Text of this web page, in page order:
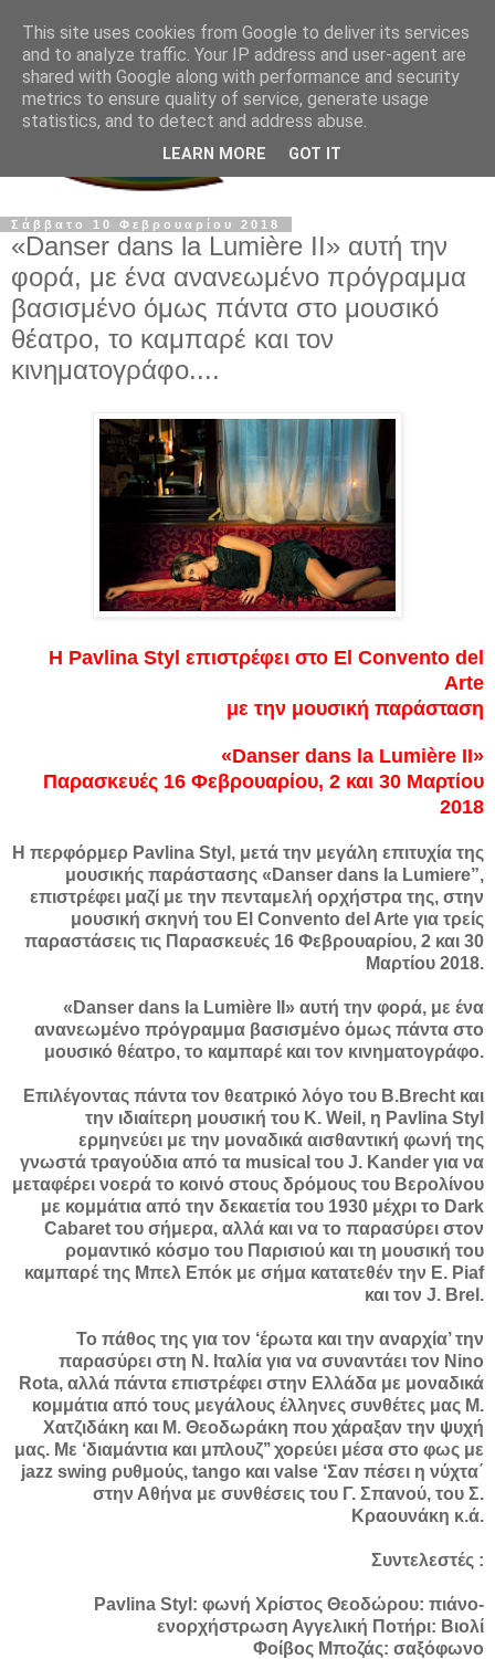
Σάββατο 10 Φεβρουαρίου 2018
«Danser dans la Lumière ΙΙ» αυτή την
φορά, με ένα ανανεωμένο πρόγραμμα
βασισμένο όμως πάντα στο μουσικό
θέατρο, το καμπαρέ και τον
κινηματογράφο....
Η Pavlina Styl επιστρέφει στο El Convento del
Arte
με την μουσική παράσταση
«Danser dans la Lumière ΙΙ»
Παρασκευές 16 Φεβρουαρίου, 2 και 30 Μαρτίου
2018
Η περφόρμερ Pavlina Styl, μετά την μεγάλη επιτυχία της
μουσικής παράστασης «Danser dans la Lumiere”,
επιστρέφει μαζί με την πενταμελή ορχήστρα της, στην
μουσική σκηνή του El Convento del Arte για τρείς
παραστάσεις τις Παρασκευές 16 Φεβρουαρίου, 2 και 30
Μαρτίου 2018.
«Danser dans la Lumière ΙΙ» αυτή την φορά, με ένα
ανανεωμένο πρόγραμμα βασισμένο όμως πάντα στο
μουσικό θέατρο, το καμπαρέ και τον κινηματογράφο.
Επιλέγoντας πάντα τον θεατρικό λόγο του Β.Brecht και
την ιδιαίτερη μουσική του Κ. Weil, η Pavlina Styl
ερμηνεύει με την μοναδικά αισθαντική φωνή της
γνωστά τραγούδια από τα musical του J. Kander για να
μεταφέρει νοερά το κοινό στους δρόμους του Βερολίνου
με κομμάτια από την δεκαετία του 1930 μέχρι το Dark
Cabaret του σήμερα, αλλά και να το παρασύρει στον
ρομαντικό κόσμο του Παρισιού και τη μουσική του
καμπαρέ της Μπελ Επόκ με σήμα κατατεθέν την Ε. Piaf
και τον J. Brel.
Το πάθος της για τον ‘έρωτα και την αναρχία’ την
παρασύρει στη Ν. Ιταλία για να συναντάει τον Νino
Rota, αλλά πάντα επιστρέφει στην Ελλάδα με μοναδικά
κομμάτια από τους μεγάλους έλληνες συνθέτες μας Μ.
Χατζιδάκη και Μ. Θεοδωράκη που χάραξαν την ψυχή
μας. Με ‘διαμάντια και μπλουζ’’ χορεύει μέσα στο φως με
jazz swing ρυθμούς, tango και valse ‘Σαν πέσει η νύχτα΄
στην Αθήνα με συνθέσεις του Γ. Σπανού, του Σ.
Κραουνάκη κ.ά.
Συντελεστές :
Pavlina Styl: φωνή Χρίστος Θεοδώρου: πιάνο-
ενορχήστρωση Αγγελική Ποτήρι: Βιολί
Φοίβος Μποζάς: σαξόφωνο
This site uses cookies from Google to deliver its services
and to analyze traffic. Your IP address and user-agent are
shared with Google along with performance and security
metrics to ensure quality of service, generate usage
statistics, and to detect and address abuse.
LEARN MORE GOT IT